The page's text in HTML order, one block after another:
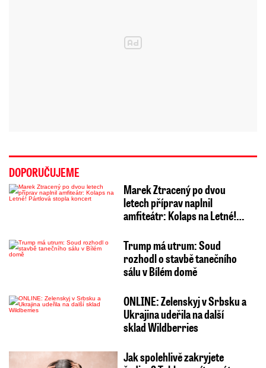
DOPORUČUJEME
Marek Ztracený po dvou
letech příprav naplnil
amfiteátr: Kolaps na Letné!…
Trump má utrum: Soud
rozhodl o stavbě tanečního
sálu v Bílém domě
ONLINE: Zelenskyj v Srbsku a
Ukrajina udeřila na další
sklad Wildberries
Jak spolehlivě zakryjete